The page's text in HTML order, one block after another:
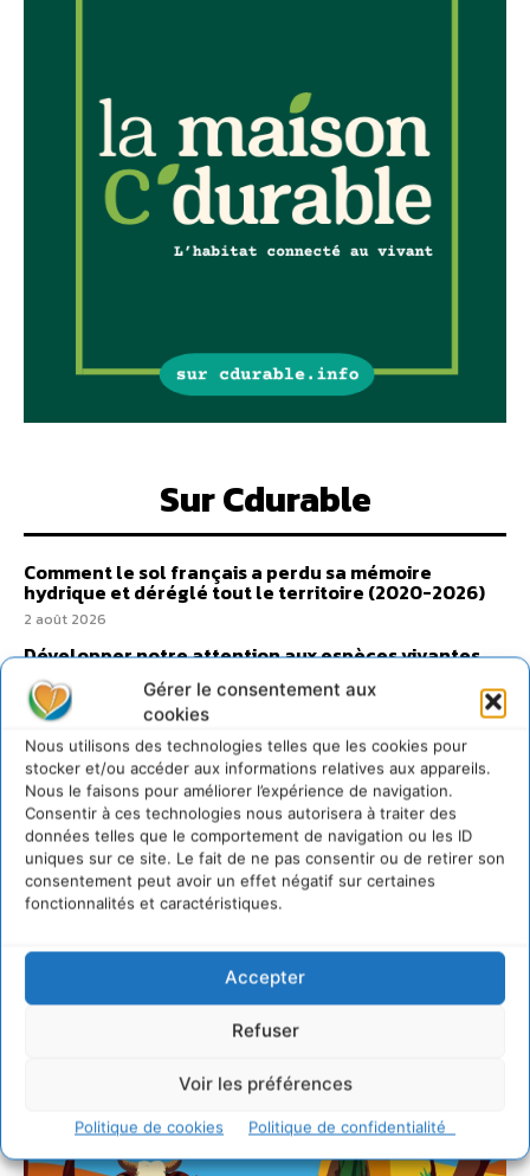
Gérer le consentement aux
cookies
Nous utilisons des technologies telles que les cookies pour
stocker et/ou accéder aux informations relatives aux appareils.
Nous le faisons pour améliorer l’expérience de navigation.
Consentir à ces technologies nous autorisera à traiter des
données telles que le comportement de navigation ou les ID
uniques sur ce site. Le fait de ne pas consentir ou de retirer son
consentement peut avoir un effet négatif sur certaines
fonctionnalités et caractéristiques.
Accepter
Refuser
Voir les préférences
Politique de cookies Politique de confidentialité
Sur Cdurable
Comment le sol français a perdu sa mémoire
hydrique et déréglé tout le territoire (2020-2026)
2 août 2026
Développer notre attention aux espèces vivantes
non humaines avec les communs de Zoepolis
30 juillet 2026
Un kit citoyen pour lever les freins au
développement des forêts comestibles dans nos
villes
29 juillet 2026
L’éco-anxiété informe et l’éco-lucidité transforme
28 juillet 2026
7 indicateurs pour des villes résilientes et durables,
27 juillet 2026